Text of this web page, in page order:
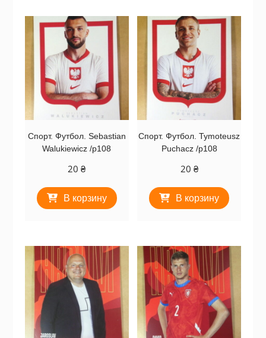
Спорт. Футбол. Sebastian
Walukiewicz /p108
20₴
В корзину
Спорт. Футбол. Tymoteusz
Puchacz /p108
20 ₴
В корзину